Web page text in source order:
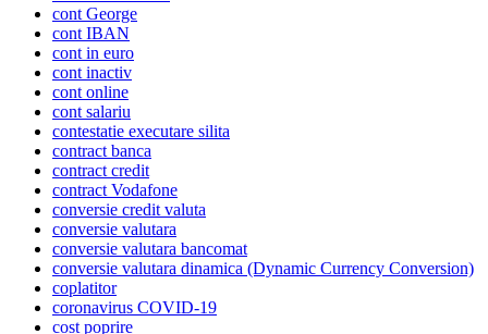
cont George
cont IBAN
cont in euro
cont inactiv
cont online
cont salariu
contestatie executare silita
contract banca
contract credit
contract Vodafone
conversie credit valuta
conversie valutara
conversie valutara bancomat
conversie valutara dinamica (Dynamic Currency Conversion)
coplatitor
coronavirus COVID-19
cost poprire